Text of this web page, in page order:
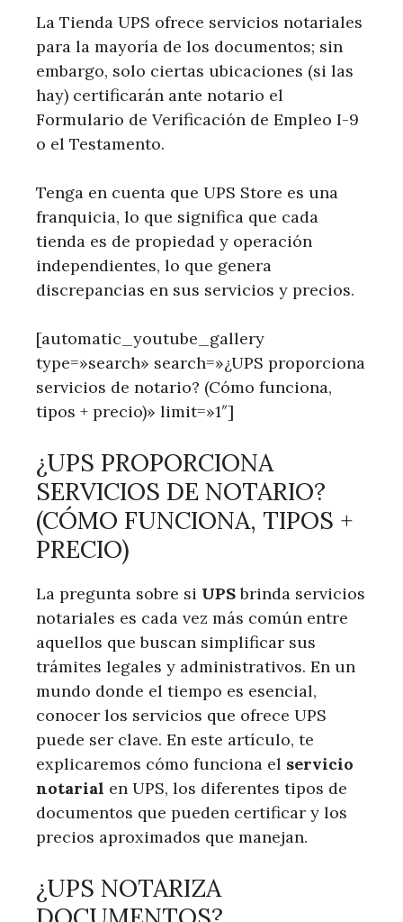
La Tienda UPS ofrece servicios notariales
para la mayoría de los documentos; sin
embargo, solo ciertas ubicaciones (si las
hay) certificarán ante notario el
Formulario de Verificación de Empleo I-9
o el Testamento.
Tenga en cuenta que UPS Store es una
franquicia, lo que significa que cada
tienda es de propiedad y operación
independientes, lo que genera
discrepancias en sus servicios y precios.
[automatic_youtube_gallery
type=»search» search=»¿UPS proporciona
servicios de notario? (Cómo funciona,
tipos + precio)» limit=»1″]
¿UPS PROPORCIONA
SERVICIOS DE NOTARIO?
(CÓMO FUNCIONA, TIPOS +
PRECIO)
La pregunta sobre si UPSbrinda servicios
notariales es cada vez más común ⁤entre
aquellos que buscan simplificar sus
trámites ⁤legales y administrativos. En‌ un
mundo‍ donde el tiempo es esencial,‍
conocer ⁢los servicios que ofrece UPS
⁤puede ser clave. En este artículo, te
explicaremos cómo funciona el servicio‌
notarial en‌ UPS,‌ los diferentes tipos de
documentos que pueden certificar y los
‍precios aproximados que manejan.
¿UPS NOTARIZA